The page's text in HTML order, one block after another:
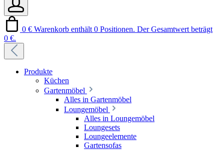
0 € Warenkorb enthält 0 Positionen. Der Gesamtwert beträgt
0 €.
Produkte
Küchen
Gartenmöbel
Alles in Gartenmöbel
Loungemöbel
Alles in Loungemöbel
Loungesets
Loungeelemente
Gartensofas